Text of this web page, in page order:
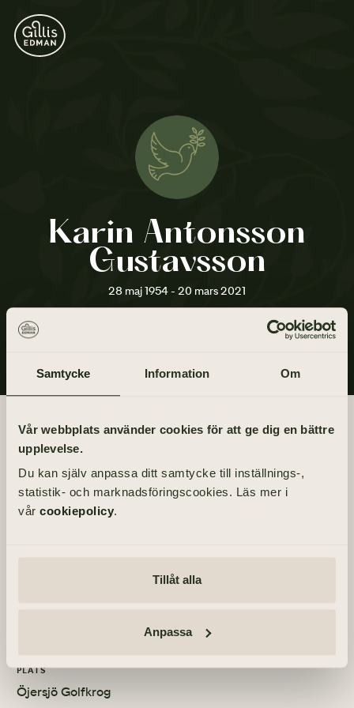
Samtycke Information Om
Vår webbplats använder cookies för att ge dig en bättre
upplevelse.
Du kan själv anpassa ditt samtycke till inställnings-,
statistik- och marknadsföringscookies. Läs mer i
vår cookiepolicy.
Tillåt alla
Anpassa
Karin Antonsson
Gustavsson
28 maj 1954 - 20 mars 2021
Begravningsdagen
Fredag 9 april 2021
kl 13.00
PLATS
Öjersjö Golfkrog